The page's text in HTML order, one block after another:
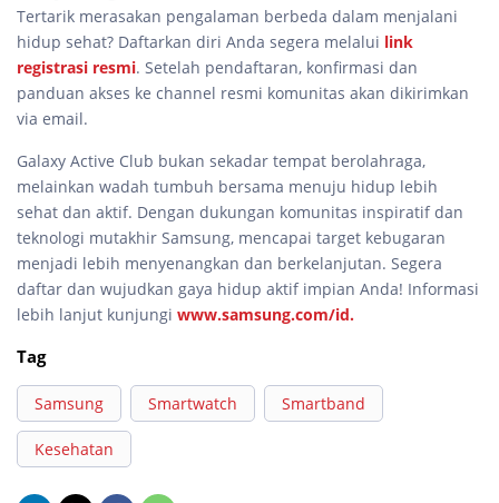
Tertarik merasakan pengalaman berbeda dalam menjalani
hidup sehat? Daftarkan diri Anda segera melalui link
registrasi resmi. Setelah pendaftaran, konfirmasi dan
panduan akses ke channel resmi komunitas akan dikirimkan
via email.
Galaxy Active Club bukan sekadar tempat berolahraga,
melainkan wadah tumbuh bersama menuju hidup lebih
sehat dan aktif. Dengan dukungan komunitas inspiratif dan
teknologi mutakhir Samsung, mencapai target kebugaran
menjadi lebih menyenangkan dan berkelanjutan. Segera
daftar dan wujudkan gaya hidup aktif impian Anda! Informasi
lebih lanjut kunjungi www.samsung.com/id.
Tag
Samsung Smartwatch Smartband
Kesehatan